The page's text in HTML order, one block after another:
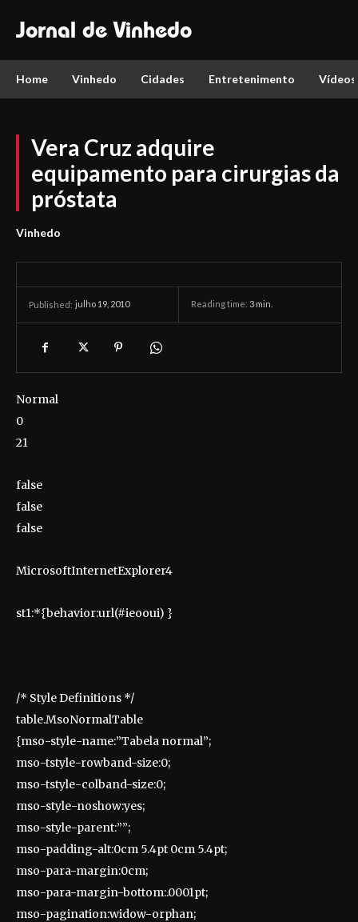
Jornal de Vinhedo
Home Vinhedo Cidades Entretenimento Vídeos
Vera Cruz adquire
equipamento para cirurgias da
próstata
Vinhedo
Published: julho 19, 2010 Reading time: 3 min.
Normal
0
21
false
false
false
MicrosoftInternetExplorer4
st1:*{behavior:url(#ieooui) }
/* Style Definitions */
table.MsoNormalTable
{mso-style-name:”Tabela normal”;
mso-tstyle-rowband-size:0;
mso-tstyle-colband-size:0;
mso-style-noshow:yes;
mso-style-parent:””;
mso-padding-alt:0cm 5.4pt 0cm 5.4pt;
mso-para-margin:0cm;
mso-para-margin-bottom:.0001pt;
mso-pagination:widow-orphan;